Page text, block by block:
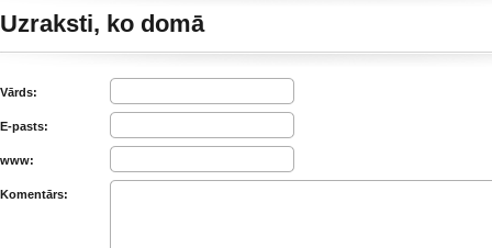
Uzraksti, ko domā
Vārds:
E-pasts:
www:
Komentārs: